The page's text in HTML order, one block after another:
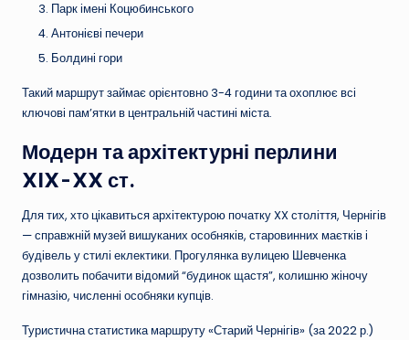
Парк імені Коцюбинського
Антонієві печери
Болдині гори
Такий маршрут займає орієнтовно 3-4 години та охоплює всі
ключові пам’ятки в центральній частині міста.
Модерн та архітектурні перлини
XIX-XX ст.
Для тих, хто цікавиться архітектурою початку XX століття, Чернігів
— справжній музей вишуканих особняків, старовинних маєтків і
будівель у стилі еклектики. Прогулянка вулицею Шевченка
дозволить побачити відомий “будинок щастя”, колишню жіночу
гімназію, численні особняки купців.
Туристична статистика маршруту «Старий Чернігів» (за 2022 р.)